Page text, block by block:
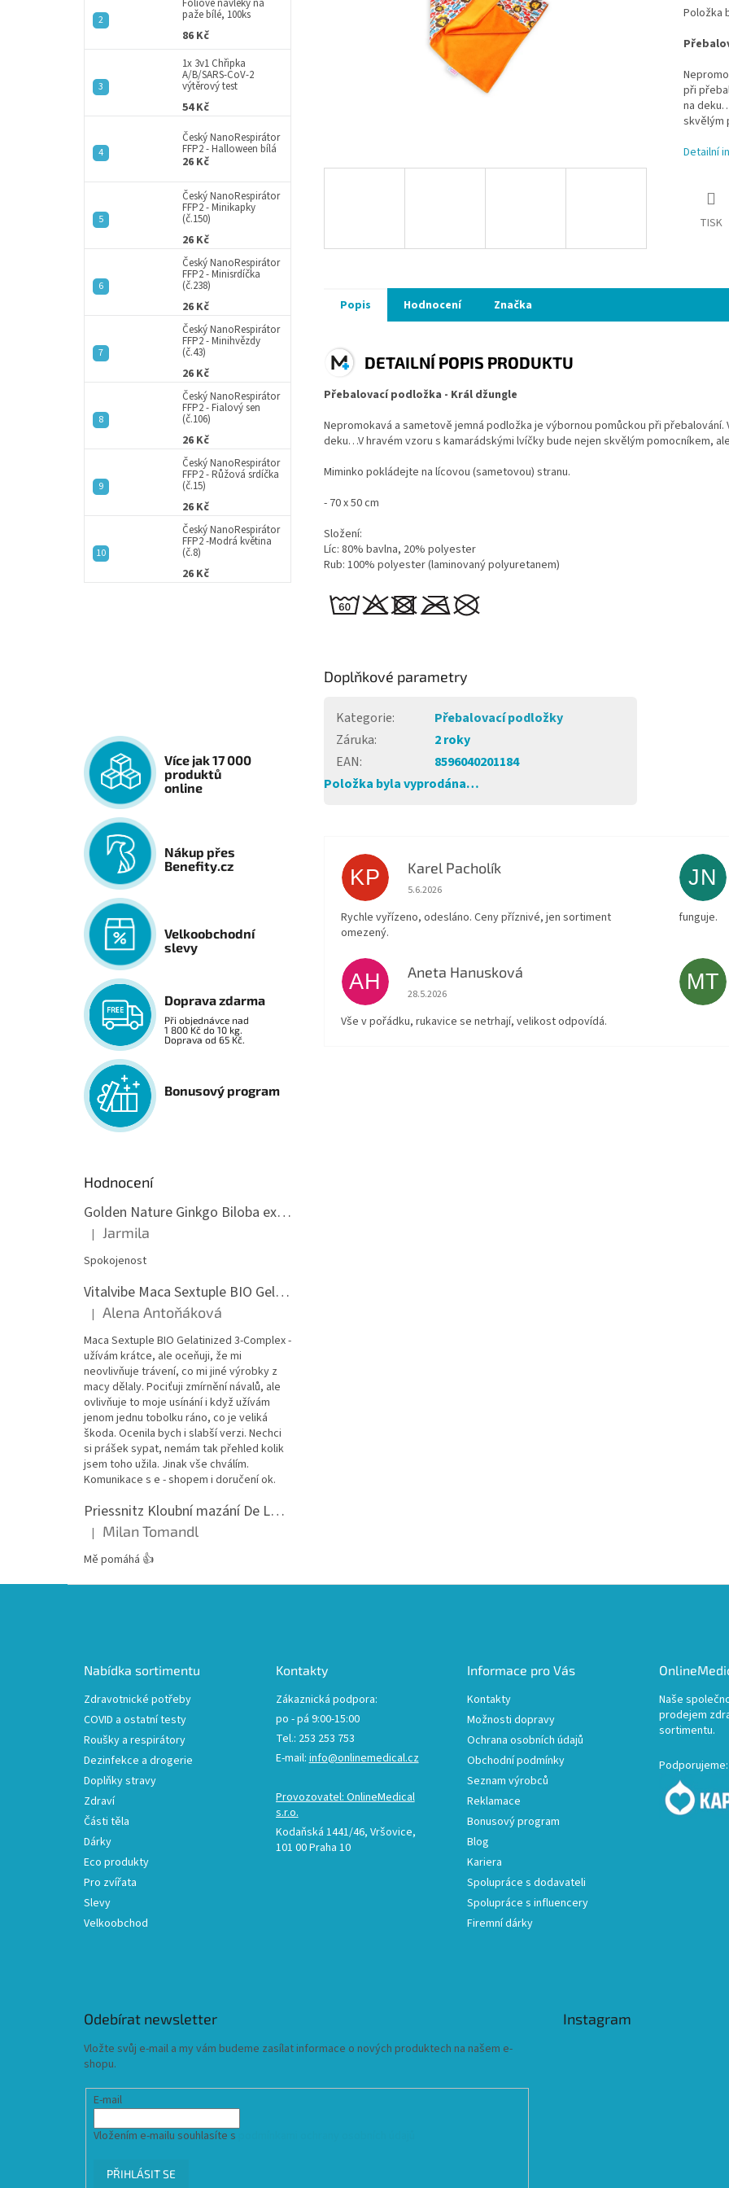
paže bílé, 100ks
86 Kč
1x 3v1 Chřipka
A/B/SARS-CoV-2
výtěrový test
54 Kč
Český NanoRespirátor
FFP2 - Halloween bílá
26 Kč
Český NanoRespirátor
FFP2 - Minikapky
(č.150)
26 Kč
Český NanoRespirátor
FFP2 - Minisrdíčka
(č.238)
26 Kč
Český NanoRespirátor
FFP2 - Minihvězdy
(č.43)
26 Kč
Český NanoRespirátor
FFP2 - Fialový sen
(č.106)
26 Kč
Český NanoRespirátor
FFP2 - Růžová srdíčka
(č.15)
26 Kč
Český NanoRespirátor
FFP2 -Modrá květina
(č.8)
26 Kč
Více jak 17 000
produktů
online
Nákup přes
Benefity.cz
Velkoobchodní
slevy
Doprava zdarma
Při objednávce nad
1 800 Kč do 10 kg.
Doprava od 65 Kč.
Bonusový program
Hodnocení
Golden Nature Ginkgo Biloba extrakt 50:1 60mg, 100 kapslí
Hodnocení produktu je 5 z 5 hvězdiček.
| Jarmila
Spokojenost
Vitalvibe Maca Sextuple BIO Gelatinized 3-Complex, 60 kapslí
Hodnocení produktu je 5 z 5 hvězdiček.
| Alena Antoňáková
Maca Sextuple BIO Gelatinized 3-Complex -
užívám krátce, ale oceňuji, že mi
neovlivňuje trávení, co mi jiné výrobky z
macy dělaly. Pociťuji zmírnění návalů, ale
ovlivňuje to moje usínání i když užívám
jenom jednu tobolku ráno, co je veliká
škoda. Ocenila bych i slabší verzi. Nechci
si prášek sypat, nemám tak přehled kolik
jsem toho užila. Jinak vše chválím.
Komunikace s e - shopem i doručení ok.
Priessnitz Kloubní mazání De Luxe, 200ml
Hodnocení produktu je 5 z 5 hvězdiček.
| Milan Tomandl
Mě pomáhá 👍
Položka
při
na
skvělým
Detailní
TISK
Popis Hodnocení Značka
DETAILNÍ POPIS PRODUKTU
Přebalovací podložka - Král džungle
Nepromokavá a sametově jemná podložka je výbornou pomůckou při
deku…V hravém vzoru s kamarádskými lvíčky bude nejen skvělým pomocníkem,
Miminko pokládejte na lícovou (sametovou) stranu.
- 70 x 50 cm
Složení:
Líc: 80% bavlna, 20% polyester
Rub: 100% polyester (laminovaný polyuretanem)
Doplňkové parametry
Kategorie:
Přebalovací podložky
Záruka:
2 roky
EAN:
8596040201184
Položka byla vyprodána…
KP Karel Pacholík
Hodnocení obchodu je 4 z 5 hvězdiček.
5.6.2026
Rychle vyřízeno, odesláno. Ceny příznivé, jen sortiment
omezený.
JN
funguje.
AH Aneta Hanusková
Hodnocení obchodu je 5 z 5 hvězdiček.
28.5.2026
Vše v pořádku, rukavice se netrhají, velikost odpovídá.
MT
Nabídka sortimentu
Zdravotnické potřeby
COVID a ostatní testy
Roušky a respirátory
Dezinfekce a drogerie
Doplňky stravy
Zdraví
Části těla
Dárky
Eco produkty
Pro zvířata
Slevy
Velkoobchod
Kontakty
Zákaznická podpora:
po - pá 9:00-15:00
Tel.: 253 253 753
E-mail: info@onlinemedical.cz
Provozovatel: OnlineMedical
s.r.o.
Kodaňská 1441/46, Vršovice,
101 00 Praha 10
Informace pro Vás
Kontakty
Možnosti dopravy
Ochrana osobních údajů
Obchodní podmínky
Seznam výrobců
Reklamace
Bonusový program
Blog
Kariera
Spolupráce s dodavateli
Spolupráce s influencery
Firemní dárky
Naše
prodejem
sortimentu.
Podporujeme:
Odebírat newsletter
Vložte svůj e-mail a my vám budeme zasílat informace o nových produktech na našem e-
shopu.
E-mail
Vložením e-mailu souhlasíte s
PŘIHLÁSIT SE
Instagram